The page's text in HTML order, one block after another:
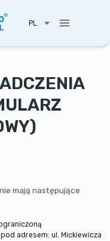
PL
mają następujące
adresem: ul. Mickiewicza